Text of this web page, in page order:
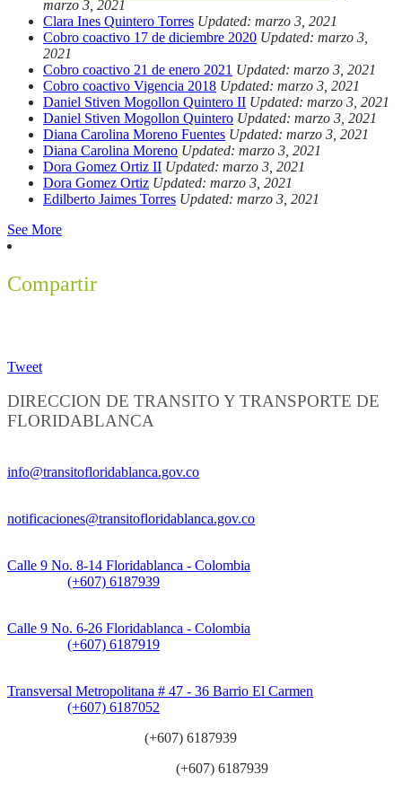
marzo 3, 2021
Clara Ines Quintero Torres Updated: marzo 3, 2021
Cobro coactivo 17 de diciembre 2020 Updated: marzo 3,
2021
Cobro coactivo 21 de enero 2021 Updated: marzo 3, 2021
Cobro coactivo Vigencia 2018 Updated: marzo 3, 2021
Daniel Stiven Mogollon Quintero II Updated: marzo 3, 2021
Daniel Stiven Mogollon Quintero Updated: marzo 3, 2021
Diana Carolina Moreno Fuentes Updated: marzo 3, 2021
Diana Carolina Moreno Updated: marzo 3, 2021
Dora Gomez Ortiz II Updated: marzo 3, 2021
Dora Gomez Ortiz Updated: marzo 3, 2021
Edilberto Jaimes Torres Updated: marzo 3, 2021
See More
Compartir
Tweet
DIRECCION DE TRANSITO Y TRANSPORTE DE
FLORIDABLANCA
info@transitofloridablanca.gov.co
notificaciones@transitofloridablanca.gov.co
Calle 9 No. 8-14 Floridablanca - Colombia
(+607) 6187939
Calle 9 No. 6-26 Floridablanca - Colombia
(+607) 6187919
Transversal Metropolitana # 47 - 36 Barrio El Carmen
(+607) 6187052
(+607) 6187939
(+607) 6187939